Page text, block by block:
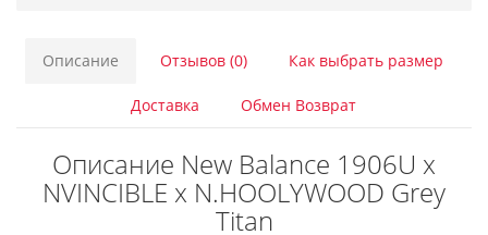
Описание Отзывов (0) Как выбрать размер
Доставка Обмен Возврат
Описание New Balance 1906U x
NVINCIBLE x N.HOOLYWOOD Grey
Titan